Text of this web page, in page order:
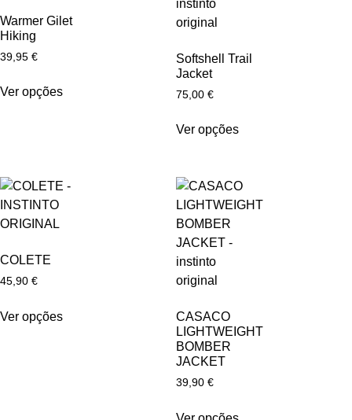
Warmer Gilet
Hiking
39,95 €
Ver opções
Softshell Trail
Jacket
75,00 €
Ver opções
COLETE
45,90 €
Ver opções
CASACO
LIGHTWEIGHT
BOMBER
JACKET
39,90 €